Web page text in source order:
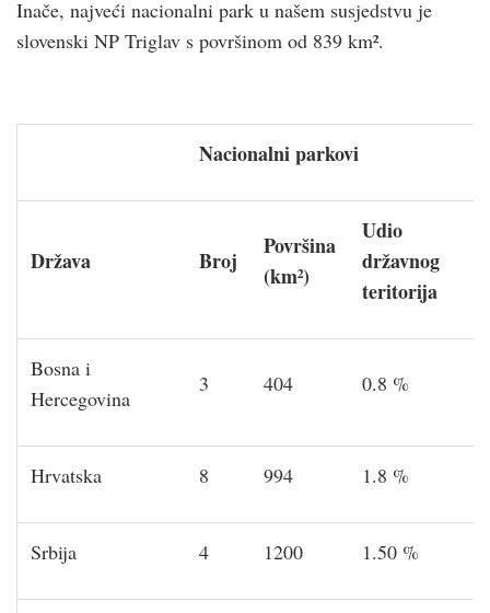
Inače, najveći nacionalni park u našem susjedstvu je
slovenski NP Triglav s površinom od 839 km².
Nacionalni parkovi
Država Broj
Površina
(km²)
Udio
državnog
teritorija
Bosna i
Hercegovina
3 404 0.8 %
Hrvatska 8 994 1.8 %
Srbija 4 1200 1.50 %